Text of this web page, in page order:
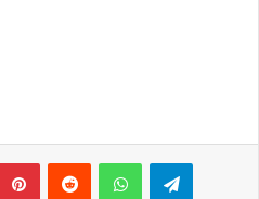
PinterestReddit WhatsApp